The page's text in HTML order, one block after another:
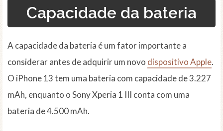
Capacidade da bateria
A capacidade da bateria é um fator importante a
considerar antes de adquirir um novo dispositivo Apple.
O iPhone 13 tem uma bateria com capacidade de 3.227
mAh, enquanto o Sony Xperia 1 III conta com uma
bateria de 4.500 mAh.